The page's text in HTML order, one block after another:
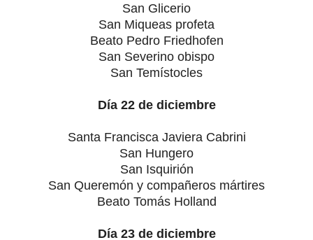
San Glicerio
San Miqueas profeta
Beato Pedro Friedhofen
San Severino obispo
San Temístocles
Día 22 de diciembre
Santa Francisca Javiera Cabrini
San Hungero
San Isquirión
San Queremón y compañeros mártires
Beato Tomás Holland
Día 23 de diciembre